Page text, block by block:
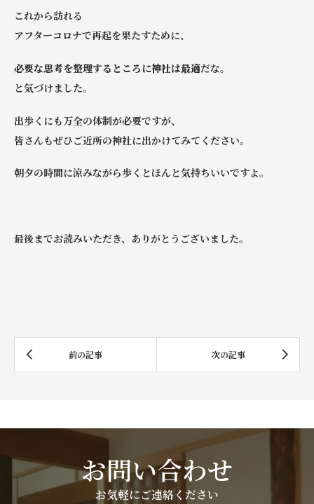
これから訪れる
アフターコロナで再起を果たすために、
必要な思考を整理するところに神社は最適だな。
と気づけました。
出歩くにも万全の体制が必要ですが、
皆さんもぜひご近所の神社に出かけてみてください。
朝夕の時間に涼みながら歩くとほんと気持ちいいですよ。
最後までお読みいただき、ありがとうございました。
お問い合わせ
お気軽にご連絡ください